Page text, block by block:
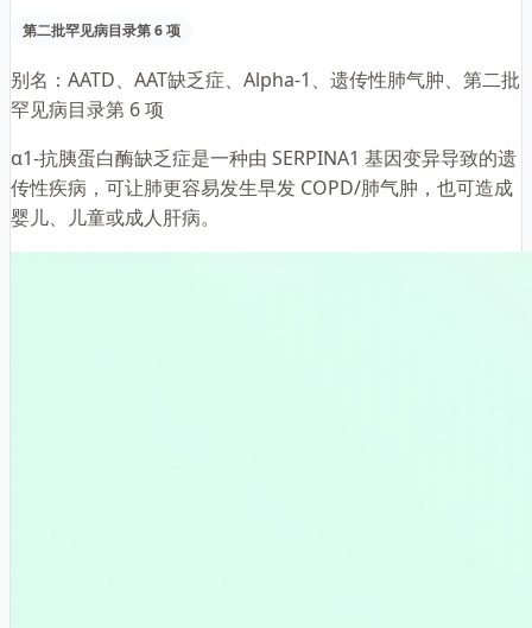
第二批罕见病目录第 6 项
别名： AATD、AAT缺乏症、Alpha-1、遗传性肺气肿、第二批
罕见病目录第 6 项
α1-抗胰蛋白酶缺乏症是一种由 SERPINA1 基因变异导致的遗
传性疾病，可让肺更容易发生早发 COPD/肺气肿，也可造成
婴儿、儿童或成人肝病。